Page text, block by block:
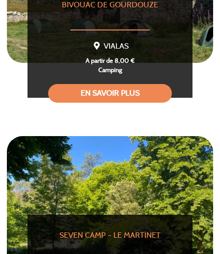
BIVOUAC DE GOURDOUZE
VIALAS
A partir de 8,00 €
Camping
EN SAVOIR PLUS
SEVEN CAMP – LE MARTINET